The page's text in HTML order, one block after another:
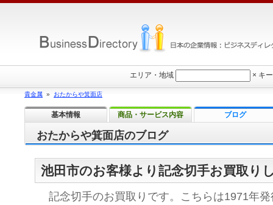
おたからや箕面店のブログ
池田市のお客様より記念切手お買取り
記念切手のお買取りです。こちらは1971年
エリア・地域 × キ
貴金属 » おたからや箕面店
基本情報 商品・サービス内容 ブログ